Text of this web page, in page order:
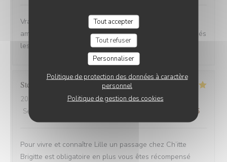
Tout accepter
Tout refuser
Personnaliser
Politique de protection des données à caractère
personnel
Politique de gestion des cookies
Vrai Estaminet du Nord, nourriture excellente, uste a
ameillorer le rytme de sortie des plats, pas tjs coordonnés
les frites avec les plats principaux.
Stefan
2025-08-30
- 21:15 - Couverts 2
Service
/5
Pour vivre et connaître Lille un passage chez Ch’itte
Brigitte est obligatoire en plus vous êtes récompensé